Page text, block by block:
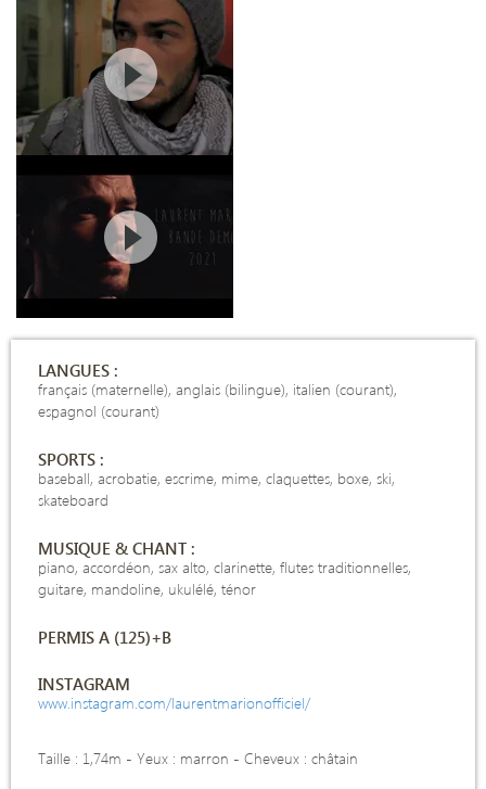
LANGUES :
français (maternelle), anglais (bilingue), italien (courant),
espagnol (courant)
SPORTS :
baseball, acrobatie, escrime, mime, claquettes, boxe, ski,
skateboard
MUSIQUE & CHANT :
piano, accordéon, sax alto, clarinette, flutes traditionnelles,
guitare, mandoline, ukulélé, ténor
PERMIS A (125)+B
INSTAGRAM
www.instagram.com/laurentmarionofficiel/
Taille : 1,74m - Yeux : marron - Cheveux : châtain